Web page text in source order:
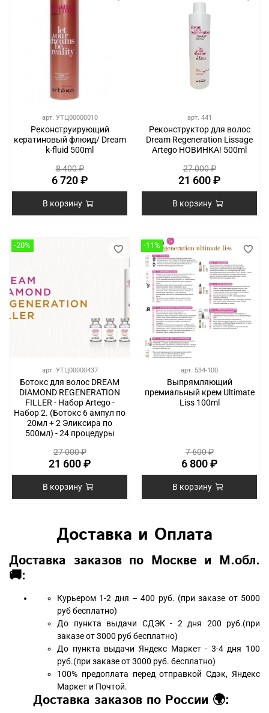
арт. УТЦ00000010
Реконструирующий
кератиновый флюид/ Dream
k-fluid 500ml
8 400 ₽
6 720 ₽
В корзину
арт. 441
Реконструктор для волос
Dream Regeneration Lissage
Artego НОВИНКА! 500ml
27 000 ₽
21 600 ₽
В корзину
-20%
арт. УТЦ00000437
Ботокс для волос DREAM
DIAMOND REGENERATION
FILLER - Набор Artego -
Набор 2. (Ботокс 6 ампул по
20мл + 2 Эликсира по
500мл) - 24 процедуры
27 000 ₽
21 600 ₽
В корзину
-11%
арт. 534-100
Выпрямляющий
премиальный крем Ultimate
Liss 100ml
7 600 ₽
6 800 ₽
В корзину
Доставка и Оплата
Доставка заказов по Москве и М.обл.
🚚:
Курьером 1-2 дня – 400 руб. (при заказе от 5000
руб бесплатно)
До пункта выдачи СДЭК - 2 дня 200 руб.(при
заказе от 3000 руб бесплатно)
До пункта выдачи Яндекс Маркет - 3-4 дня 100
руб.(при заказе от 3000 руб. бесплатно)
100% предоплата перед отправкой Сдэк, Яндекс
Маркет и Почтой.
Доставка заказов по России 🌍: